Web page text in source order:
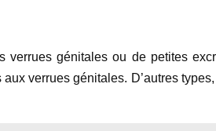
génitales ou de petites
verrues génitales. D’autres